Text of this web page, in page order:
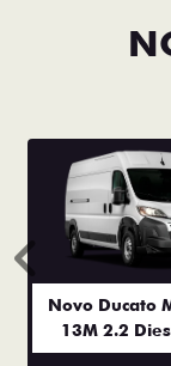
Novo Ducato
13M 2.2